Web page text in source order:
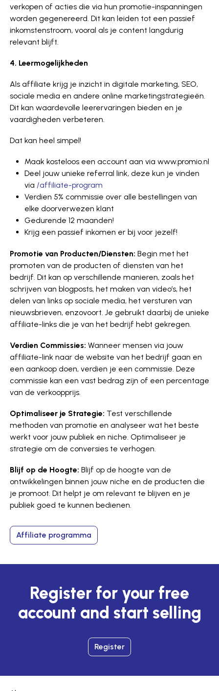
verkopen of acties die via hun promotie-inspanningen
worden gegenereerd. Dit kan leiden tot een passief
inkom­ste­ns­troom, vooral als je content langdurig
relevant blijft.
4. Leer­mo­gel­ij­kheden
Als affiliate krijg je inzicht in digitale marketing, SEO,
sociale media en andere online marke­tin­gstra­tegieë­n.
Dit kan waardevolle leerervaringen bieden en je
vaardigheden verbeteren.
Dat kan heel simpel!
Maak kosteloos een account aan via www.promio.nl
Deel jouw unieke referral link, deze kun je vinden
via /affiliate-program
Verdien 5% commissie over alle bestellingen van
elke doorverwezen klant
Gedurende 12 maanden!
Krijg een passief inkomen er bij voor jezelf!
Promotie van Producten/­Diensten: Begin met het
promoten van de producten of diensten van het
bedrijf. Dit kan op verschillende manieren, zoals het
schrijven van blogposts, het maken van video’s, het
delen van links op sociale media, het versturen van
nieuwsbrieven, enzovoort. Je gebruikt daarbij de unieke
affiliate-links die je van het bedrijf hebt gekregen.
Verdien Commissies: Wanneer mensen via jouw
affiliate-link naar de website van het bedrijf gaan en
een aankoop doen, verdien je een commissie. Deze
commissie kan een vast bedrag zijn of een percentage
van de verkoopprijs.
Optimaliseer je Strategie: Test verschillende
methoden van promotie en analyseer wat het beste
werkt voor jouw publiek en niche. Optimaliseer je
strategie om de conversies te verhogen.
Blijf op de Hoogte: Blijf op de hoogte van de
ontwikkelingen binnen jouw niche en de producten die
je promoot. Dit helpt je om relevant te blijven en je
publiek goed te kunnen bedienen.
Affiliate programma
Register for your free
account and start selling
Register